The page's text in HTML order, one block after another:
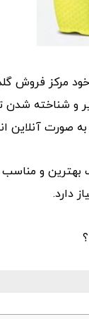
مرکز فروش
و شناخته شدن
صورت آنلاین
بهترین و
دارد.